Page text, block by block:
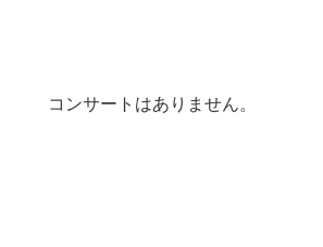
コンサートはありません。